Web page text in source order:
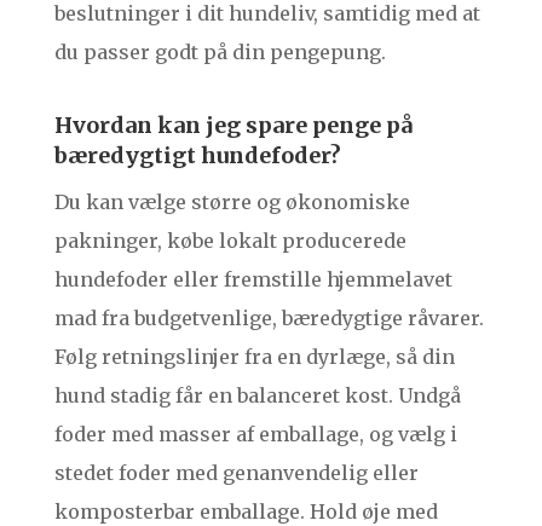
beslutninger i dit hundeliv, samtidig med at
du passer godt på din pengepung.
Hvordan kan jeg spare penge på
bæredygtigt hundefoder?
Du kan vælge større og økonomiske
pakninger, købe lokalt producerede
hundefoder eller fremstille hjemmelavet
mad fra budgetvenlige, bæredygtige råvarer.
Følg retningslinjer fra en dyrlæge, så din
hund stadig får en balanceret kost. Undgå
foder med masser af emballage, og vælg i
stedet foder med genanvendelig eller
komposterbar emballage. Hold øje med